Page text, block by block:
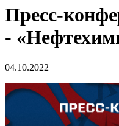
Пресс-
-
04.10.2022